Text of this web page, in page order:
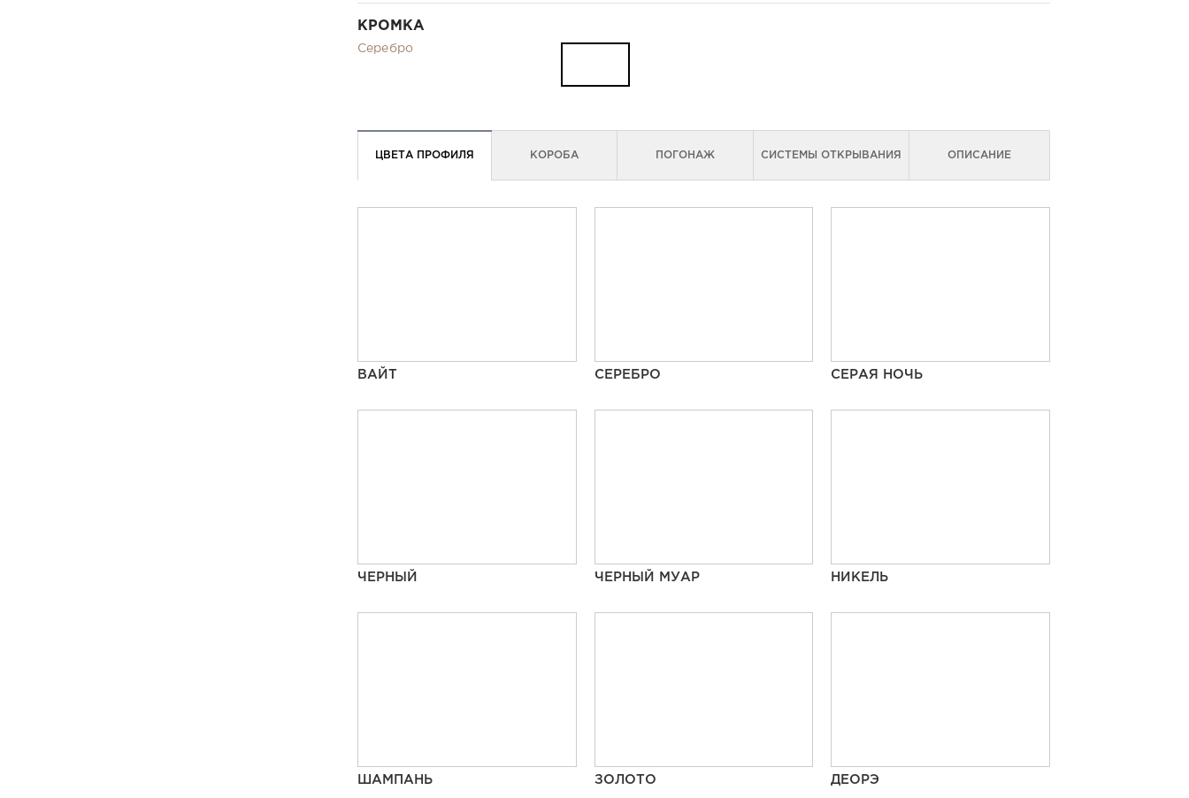
КРОМКА
Серебро
ЦВЕТА ПРОФИЛЯ КОРОБА ПОГОНАЖ СИСТЕМЫ ОТКРЫВАНИЯ ОПИСАНИЕ
ВАЙТ СЕРЕБРО СЕРАЯ НОЧЬ
ЧЕРНЫЙ ЧЕРНЫЙ МУАР НИКЕЛЬ
ШАМПАНЬ ЗОЛОТО ДЕОРЭ